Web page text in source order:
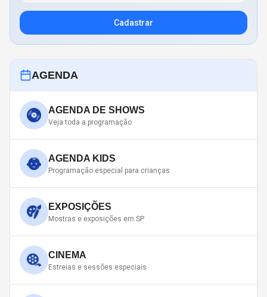
Cadastrar
AGENDA
AGENDA DE SHOWS
Veja toda a programação
AGENDA KIDS
Programação especial para crianças
EXPOSIÇÕES
Mostras e exposições em SP
CINEMA
Estreias e sessões especiais